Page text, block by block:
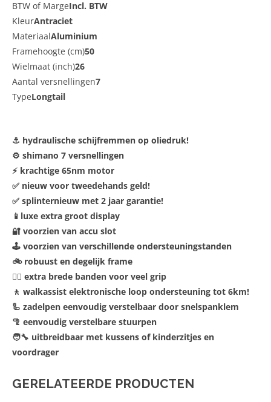
BTW of MargeIncl. BTW
KleurAntraciet
MateriaalAluminium
Framehoogte (cm)50
Wielmaat (inch)26
Aantal versnellingen7
TypeLongtail
⚓ hydraulische schijfremmen op oliedruk!
⚙️ shimano 7 versnellingen
⚡ krachtige 65nm motor
✅ nieuw voor tweedehands geld!
✅ splinternieuw met 2 jaar garantie!
📱luxe extra groot display
🔐 voorzien van accu slot
🕹️ voorzien van verschillende ondersteuningstanden
🚲 robuust en degelijk frame
🚵‍♀️ extra brede banden voor veel grip
🚶 walkassist elektronische loop ondersteuning tot 6km!
🦾 zadelpen eenvoudig verstelbaar door snelspanklem
🦿 eenvoudig verstelbare stuurpen
🧑‍🔧 uitbreidbaar met kussens of kinderzitjes en
voordrager
GERELATEERDE PRODUCTEN